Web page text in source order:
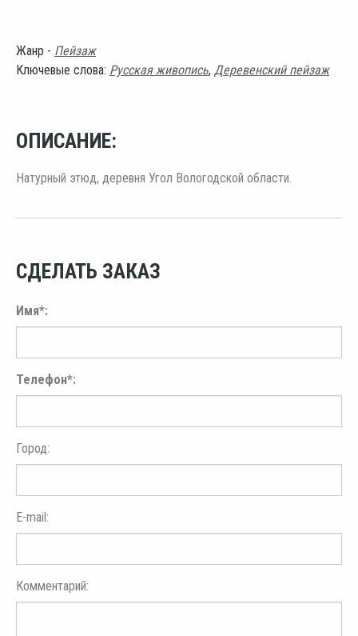
Жанр - Пейзаж
Ключевые слова: Русская живопись, Деревенский пейзаж
ОПИСАНИЕ:
Натурный этюд, деревня Угол Вологодской области.
СДЕЛАТЬ ЗАКАЗ
Имя*:
Телефон*:
Город:
E-mail:
Комментарий: